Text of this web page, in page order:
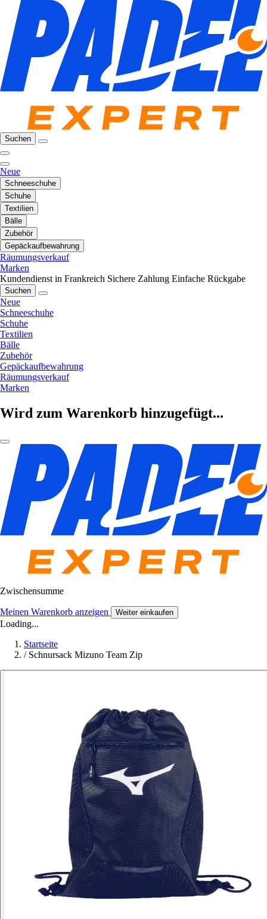
Suchen
Neue
Schneeschuhe
Schuhe
Textilien
Bälle
Zubehör
Gepäckaufbewahrung
Räumungsverkauf
Marken
Kundendienst in Frankreich Sichere Zahlung Einfache Rückgabe
Suchen
Neue
Schneeschuhe
Schuhe
Textilien
Bälle
Zubehör
Gepäckaufbewahrung
Räumungsverkauf
Marken
Wird zum Warenkorb hinzugefügt...
Zwischensumme
Meinen Warenkorb anzeigen Weiter einkaufen
Loading...
Startseite
/ Schnursack Mizuno Team Zip